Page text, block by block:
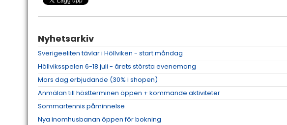
Nyhetsarkiv
Sverigeeliten tävlar i Höllviken - start måndag
Höllviksspelen 6-18 juli - årets största evenemang
Mors dag erbjudande (30% i shopen)
Anmälan till höstterminen öppen + kommande aktiviteter
Sommartennis påminnelse
Nya inomhusbanan öppen för bokning